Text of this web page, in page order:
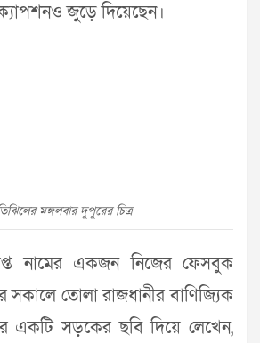
জুড়ে দিয়েছেন।
মঙ্গলবার দুপুরের চিত্র
নামের একজন নিজের ফেসবুক
সকালে তোলা রাজধানীর বাণিজ্যিক
একটি সড়কের ছবি দিয়ে লেখেন,